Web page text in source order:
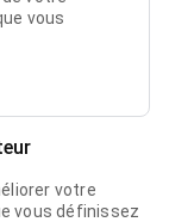
vous
votre
vous définissez